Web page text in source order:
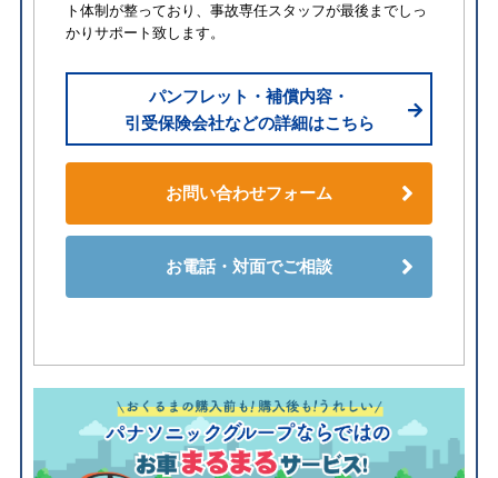
ト体制が整っており、事故専任スタッフが最後までしっ
かりサポート致します。
パンフレット・補償内容・
引受保険会社などの詳細はこちら
お問い合わせフォーム
お電話・対面でご相談